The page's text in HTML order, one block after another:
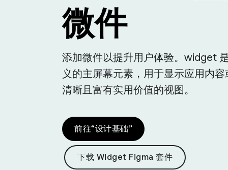
微件
添加微件以提升用户体验。widget
义的主屏幕元素，用于显示应用内
清晰且富有实用价值的视图。
前往“设计基础”
下载 Widget Figma 套件